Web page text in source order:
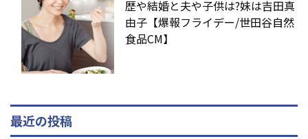
歴や結婚と夫や子供は?妹は吉田真
由子【爆報フライデー/世田谷自然
食品CM】
最近の投稿